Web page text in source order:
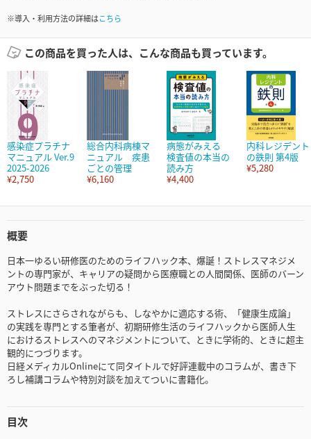
※導入・利用方法の詳細はこちら
この商品を買った人は、こんな商品も買っています。
感染症プラチナ
マニュアル Ver.9
2025-2026
¥2,750
総合内科病棟マ
ニュアル 疾患
ごとの管理
¥6,160
病態がみえる
検査値の本当の
読み方
¥4,400
内科レジデント
の鉄則 第4版
¥5,280
概要
日本一ゆるい研修医のためのライフハック本、爆誕！ストレスマネジメ
ントの専門家が、キャリアの疑問から医療職との人間関係、医師のバーン
アウト問題までをぶった切る！
ストレスにさらされながらも、しなやかに適応する術、「健康生成論」
の実践を専門とする筆者が、初期研修生活のライフハックから医師人生
におけるストレスへのマネジメントについて、ときに学術的、ときに超主
観的につづります。
日経メディカルOnlineにて同タイトルで好評連載中のコラムが、書き下
ろし補講コラムや特別対談を加えてついに書籍化。
目次